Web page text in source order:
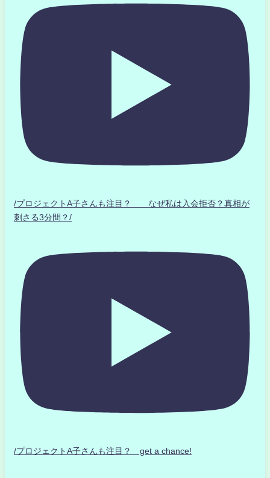
/プロジェクトA子さんも注目？ なぜ私は入会拒否？真相が
刺さる3分間？/
/プロジェクトA子さんも注目？ get a chance!